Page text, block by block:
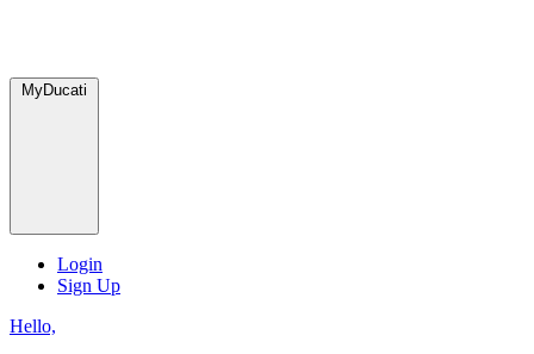
MyDucati
Login
Sign Up
Hello,